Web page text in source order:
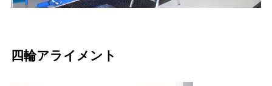
四輪アライメント